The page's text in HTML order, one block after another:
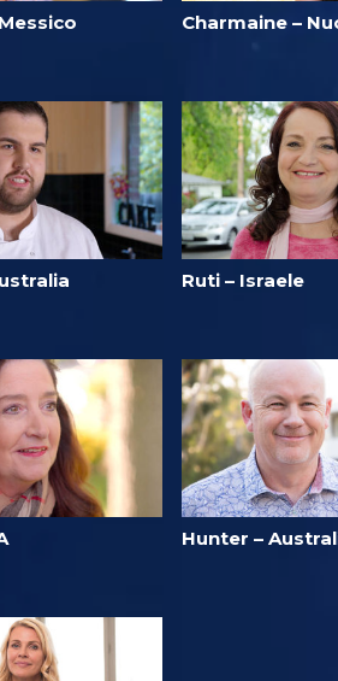
Charmaine –
Ruti – Israele
Hunter –